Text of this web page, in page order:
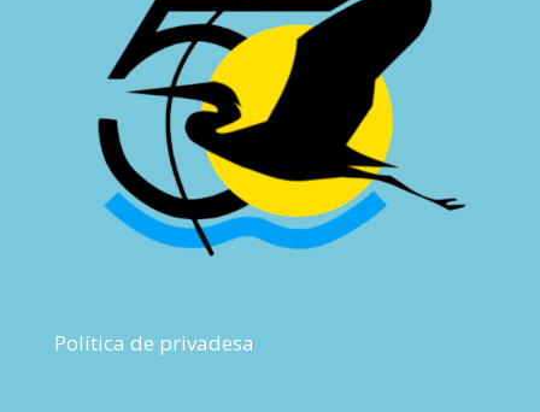
Política de privadesa